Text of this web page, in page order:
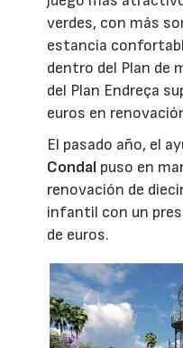
verdes, con más
estancia
dentro del Plan de
del Plan Endreça
euros en
El pasado año, el
Condal puso en
renovación de
infantil con un
de euros.